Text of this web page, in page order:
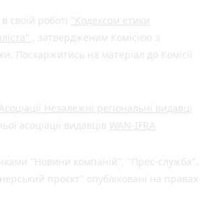
своїй роботі "Кодексом етики
, затвердженим Комісією з
Поскаржитись на матеріал до Комісії
Асоціації Незалежні регіональні видавці
асоціації видавців WAN-IFRA
"Новини компаній", "Прес-служба",
проєкт" опубліковані на правах